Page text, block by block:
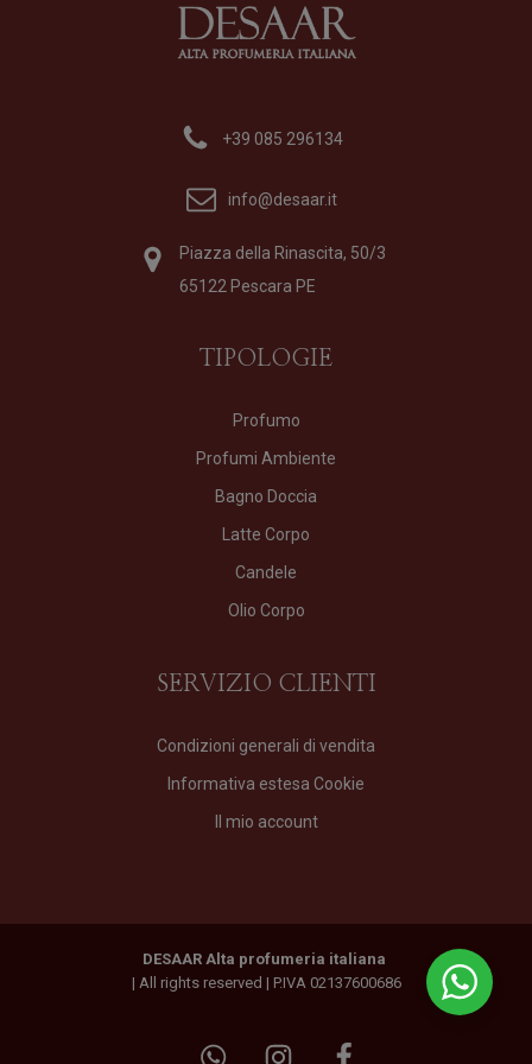
+39 085 296134
info@desaar.it
Piazza della Rinascita, 50/3
65122 Pescara PE
TIPOLOGIE
Profumo
Profumi Ambiente
Bagno Doccia
Latte Corpo
Candele
Olio Corpo
SERVIZIO CLIENTI
Condizioni generali di vendita
Informativa estesa Cookie
Il mio account
DESAAR Alta profumeria italiana
| All rights reserved | P.IVA 02137600686